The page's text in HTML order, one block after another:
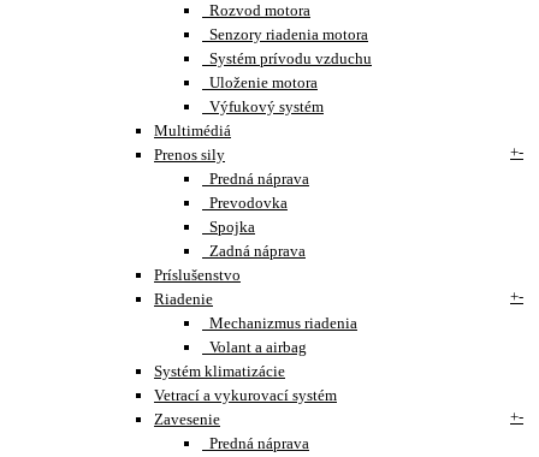
Rozvod motora
Senzory riadenia motora
Systém prívodu vzduchu
Uloženie motora
Výfukový systém
Multimédiá
Prenos sily
+-
Predná náprava
Prevodovka
Spojka
Zadná náprava
Príslušenstvo
Riadenie
+-
Mechanizmus riadenia
Volant a airbag
Systém klimatizácie
Vetrací a vykurovací systém
Zavesenie
+-
Predná náprava